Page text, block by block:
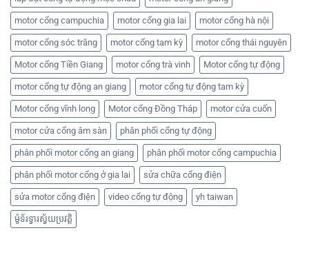
motor cổng campuchia motor cổng gia lai motor cổng hà nội
motor cổng sóc trăng motor cổng tam kỳ motor cổng thái nguyên
Motor cổng Tiền Giang motor cổng trà vinh Motor cổng tự động
motor cổng tự động an giang motor cổng tự động tam kỳ
Motor cổng vĩnh long Motor cổng Đồng Tháp motor cửa cuốn
motor cửa cổng âm sàn phân phối cổng tự động
phân phối motor cổng an giang phân phối motor cổng campuchia
phân phối motor cổng ở gia lai sửa chữa cổng điện
sửa motor cổng điện video cổng tự động yh taiwan
ម៉ូទ័រទ្វារស្វ័យប្រវត្តិ